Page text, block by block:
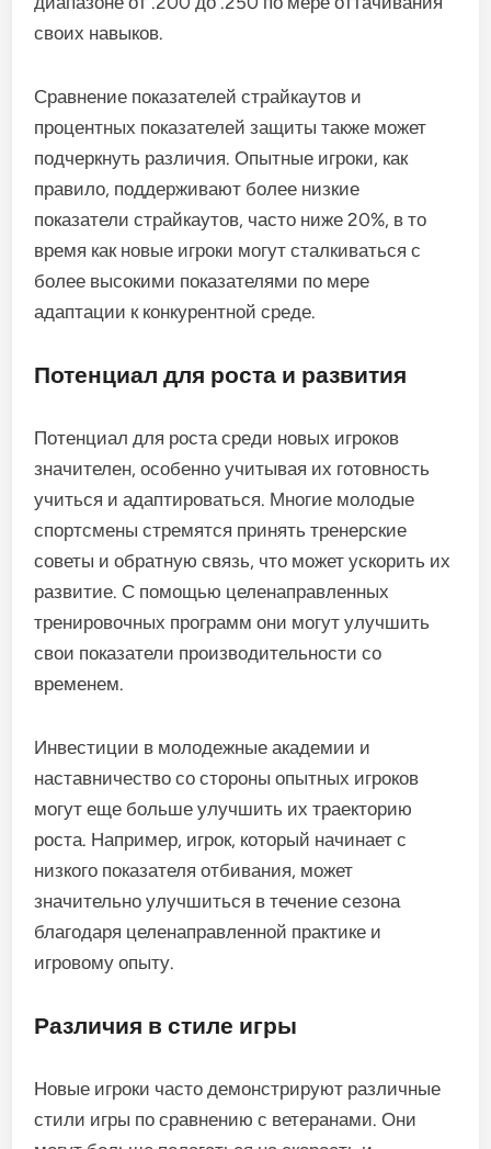
средний показатель отбивания, процент выхода
в то время как ветераны могут последовательно
достигать средних показателей отбивания выше
.250, новые игроки могут находиться в
диапазоне от .200 до .250 по мере оттачивания
своих навыков.
Сравнение показателей страйкаутов и
процентных показателей защиты также может
правило, поддерживают более низкие
время как новые игроки могут сталкиваться с
более высокими показателями по мере
адаптации к конкурентной среде.
Потенциал для роста и развития
Потенциал для роста среди новых игроков
значителен, особенно учитывая их готовность
учиться и адаптироваться. Многие молодые
советы и обратную связь, что может ускорить их
развитие. С помощью целенаправленных
тренировочных программ они могут улучшить
свои показатели производительности со
временем.
Инвестиции в молодежные академии и
наставничество со стороны опытных игроков
роста. Например, игрок, который начинает с
значительно улучшиться в течение сезона
благодаря целенаправленной практике и